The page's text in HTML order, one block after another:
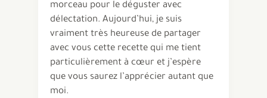
morceau pour le déguster avec
délectation. Aujourd’hui, je suis
vraiment très heureuse de partager
avec vous cette recette qui me tient
particulièrement à cœur et j’espère
que vous saurez l’apprécier autant que
moi.